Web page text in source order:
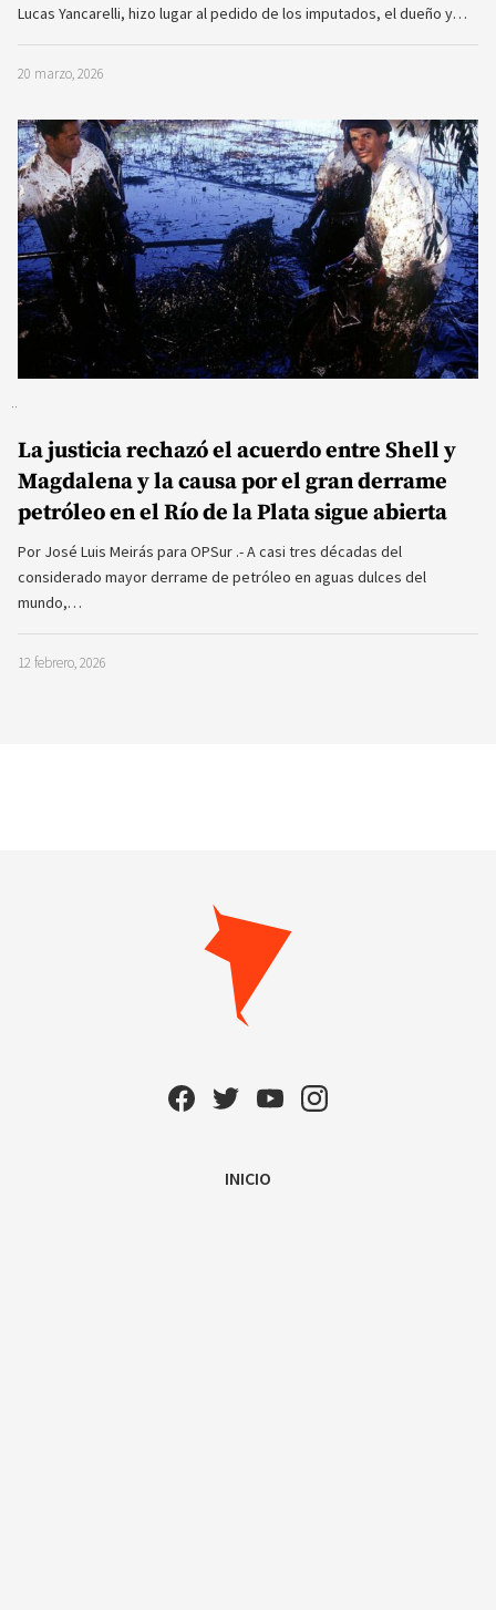
Lucas Yancarelli, hizo lugar al pedido de los imputados, el dueño y…
20 marzo, 2026
La justicia rechazó el acuerdo entre Shell y
Magdalena y la causa por el gran derrame
petróleo en el Río de la Plata sigue abierta
Por José Luis Meirás para OPSur .- A casi tres décadas del
considerado mayor derrame de petróleo en aguas dulces del
mundo,…
12 febrero, 2026
INICIO